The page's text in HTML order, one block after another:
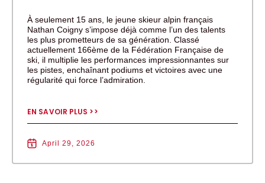
À seulement 15 ans, le jeune skieur alpin français
Nathan Coigny s’impose déjà comme l’un des talents
les plus prometteurs de sa génération. Classé
actuellement 166ème de la Fédération Française de
ski, il multiplie les performances impressionnantes sur
les pistes, enchaînant podiums et victoires avec une
régularité qui force l’admiration.
EN SAVOIR PLUS >>
April 29, 2026